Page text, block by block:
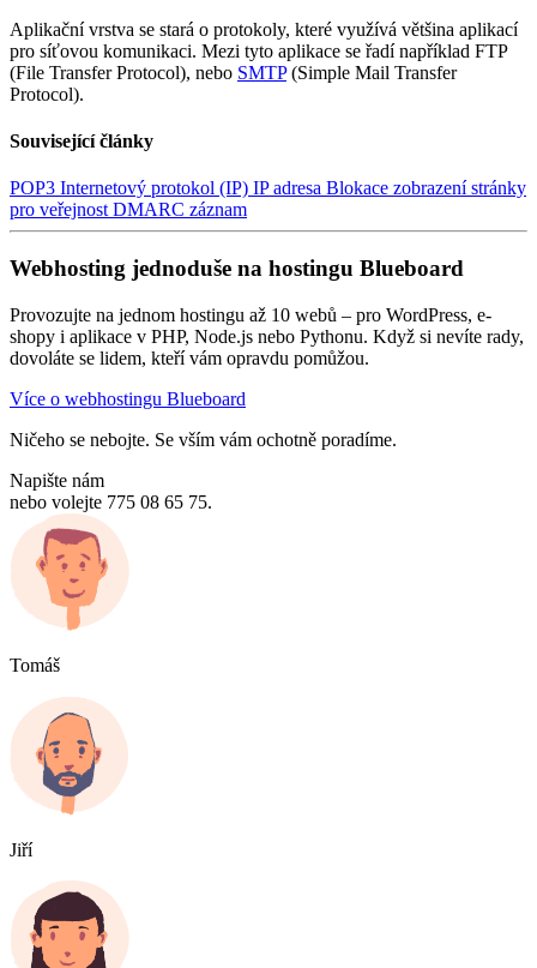
Aplikační vrstva se stará o protokoly, které využívá většina aplikací
pro síťovou komunikaci. Mezi tyto aplikace se řadí například FTP
(File Transfer Protocol), nebo SMTP(Simple Mail Transfer
Protocol).
Související články
POP3 Internetový protokol (IP) IP adresa Blokace zobrazení stránky
pro veřejnostDMARC záznam
Webhosting jednoduše na hostingu Blueboard
Provozujte na jednom hostingu až 10 webů – pro WordPress, e-
shopy i aplikace v PHP, Node.js nebo Pythonu. Když si nevíte rady,
dovoláte se lidem, kteří vám opravdu pomůžou.
Více o webhostingu Blueboard
Ničeho se nebojte. Se vším vám ochotně poradíme.
Napište nám
nebo volejte 775 08 65 75.
Tomáš
Jiří